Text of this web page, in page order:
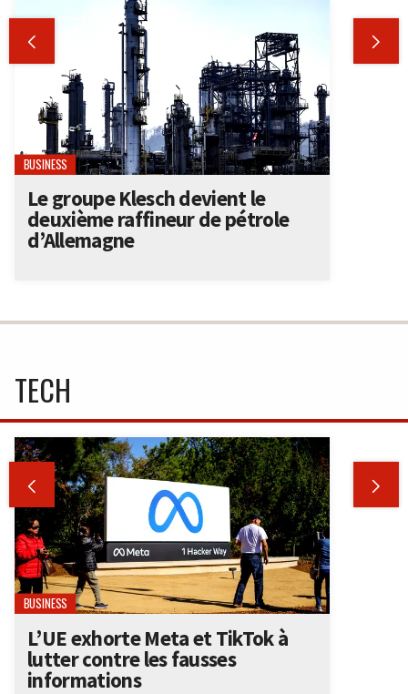
 
BUSINESS
Le groupe Klesch devient le
deuxième raffineur de pétrole
d’Allemagne
TECH
 
BUSINESS
L’UE exhorte Meta et TikTok à
lutter contre les fausses
informations